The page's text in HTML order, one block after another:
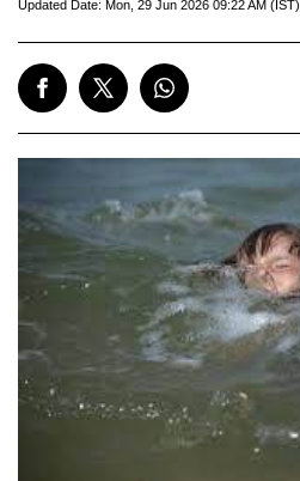
Updated Date: Mon, 29 Jun 2026 09:22 AM (IST)